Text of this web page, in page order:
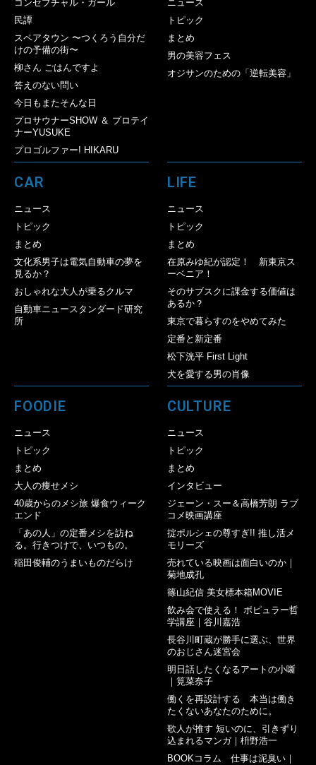
コンセプチャル・ガール
民譚
スペアタウン 〜つくろう自分だ
けの予備の街〜
柳さん ごはんですよ
答えのない問い
今日もまたそんな日
プロサウナーSHOW ＆ プロテイ
ナーYUSUKE
プロゴルファー! HIKARU
ニュース
トピック
まとめ
男の美容フェス
オジサンのための「逆転美容」
CAR
ニュース
トピック
まとめ
文化系男子は電気自動車の夢を
見るか？
おしゃれな大人が乗るクルマ
自動車ニュースタンダード研究
所
LIFE
ニュース
トピック
まとめ
在原みゆ紀が認定！ 新東京ス
ーベニア！
そのサブスクに課金する価値は
あるか？
東京で暮らすのをやめてみた
定番と新定番
松下洸平 First Light
犬を愛する男の肖像
FOODIE
ニュース
トピック
まとめ
大人の痩せメシ
40歳からのメシ旅 爆食ウィーク
エンド
「あの人」の定番メシを訪ね
る。行きつけで、いつもの。
稲田俊輔のうまいものだらけ
CULTURE
ニュース
トピック
まとめ
インタビュー
ジェーン・スー＆高橋芳朗 ラブ
コメ映画講座
掟ポルシェの尊すぎ!! 推し活メ
モリーズ
売れている映画は面白いのか｜
菊地成孔
篠山紀信 美女標本箱MOVIE
飲み会で使える！ ポピュラー哲
学講座｜谷川嘉浩
長谷川町蔵が勝手に選ぶ、世界
のおじさん迷宮会
明日話したくなるアートの小噺
｜筧菜奈子
働くを再設計する 本当は働き
たくないあなたのために。
歌人が推す 短いのに、引きずり
込まれるマンガ｜枡野浩一
BOOKコラム 仕事は泥臭い｜